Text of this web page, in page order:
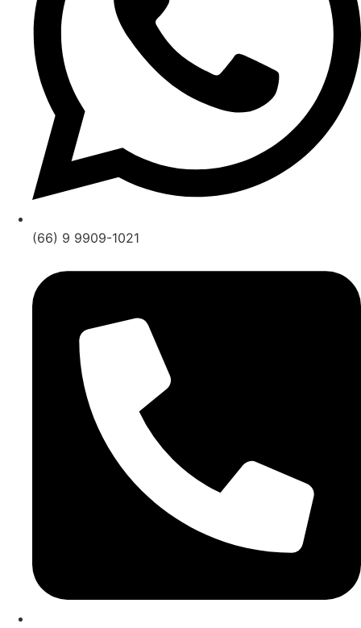
(66) 9 9909-1021